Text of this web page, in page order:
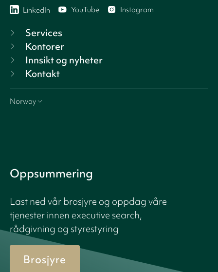
LinkedIn YouTube Instagram
Services
Kontorer
Innsikt og nyheter
Kontakt
Norway
Oppsummering
Last ned vår brosjyre og oppdag våre
tjenester innen executive search,
rådgivning og styrestyring
Brosjyre